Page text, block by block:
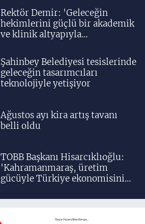
Rektör Demir: 'Geleceğin
hekimlerini güçlü bir akademik
ve klinik altyapıyla
Şahinbey Belediyesi tesislerinde
geleceğin tasarımcıları
teknolojiyle yetişiyor
Ağustos ayı kira artış tavanı
belli oldu
TOBB Başkanı Hisarcıklıoğlu:
'Kahramanmaraş, üretim
gücüyle Türkiye ekonomisinin
birisidir'